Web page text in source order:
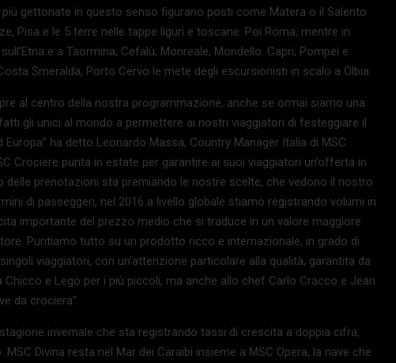
gettonate in questo senso figurano posti come Matera o il Salento
Pisa e le 5 terre nelle tappe liguri e toscane. Poi Roma, mentre in
e a Taormina, Cefalù, Monreale, Mondello. Capri, Pompei e
Smeralda, Porto Cervo le mete degli escursionisti in scalo a Olbia.
al centro della nostra programmazione, anche se ormai siamo una
gli unici al mondo a permettere ai nostri viaggiatori di festeggiare il
ha detto Leonardo Massa, Country Manager Italia di MSC
Crociere punta in estate per garantire ai suoi viaggiatori un’offerta in
delle prenotazioni sta premiando le nostre scelte, che vedono il nostro
di passeggeri, nel 2016 a livello globale stiamo registrando volumi in
importante del prezzo medio che si traduce in un valore maggiore
Puntiamo tutto su un prodotto ricco e internazionale, in grado di
viaggiatori, con un’attenzione particolare alla qualità, garantita da
e Lego per i più piccoli, ma anche allo chef Carlo Cracco e Jean
da crociera”.
invernale che sta registrando tassi di crescita a doppia cifra,
Divina resta nel Mar dei Caraibi insieme a MSC Opera, la nave che